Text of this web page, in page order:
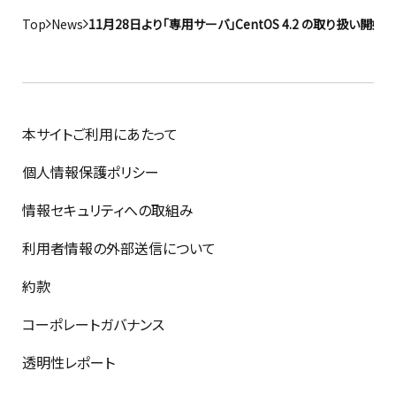
Top News 11月28日より「専用サーバ」CentOS 4.2 の取り扱い開始
本サイトご利用にあたって
個人情報保護ポリシー
情報セキュリティへの取組み
利用者情報の外部送信について
約款
コーポレートガバナンス
透明性レポート